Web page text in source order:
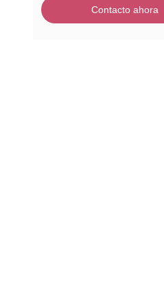
Contacto ahora